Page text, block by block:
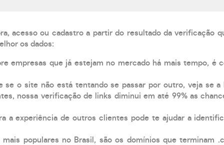
acesso ou cadastro a partir do resultado da verificação
os dados:
empresas que já estejam no mercado há mais tempo, é
se o site não está tentando se passar por outro, veja se a
nossa verificação de links diminui em até 99% as
a experiência de outros clientes pode te ajudar a
mais populares no Brasil, são os domínios que terminam